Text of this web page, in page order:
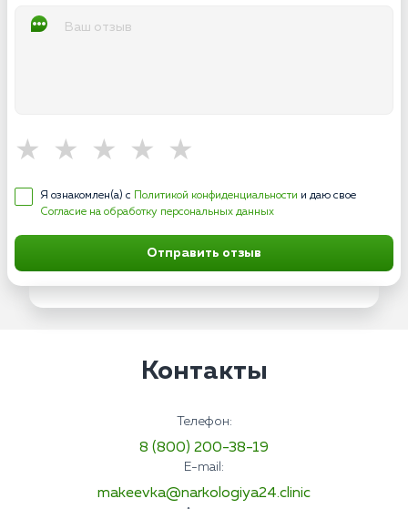
Я ознакомлен(а) с Политикой конфиденциальности и даю свое
Согласие на обработку персональных данных
Отправить отзыв
Контакты
Телефон:
8 (800) 200-38-19
E-mail:
makeevka@narkologiya24.clinic